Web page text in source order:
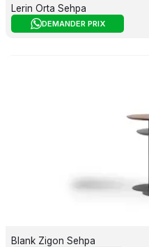
Lerin Orta Sehpa
DEMANDER PRIX
Blank Zigon Sehpa